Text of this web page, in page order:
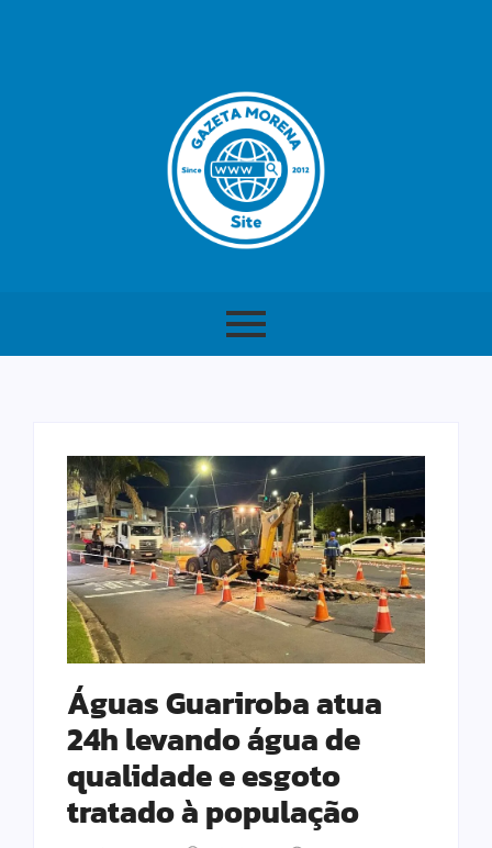
Águas Guariroba atua
24h levando água de
qualidade e esgoto
tratado à população